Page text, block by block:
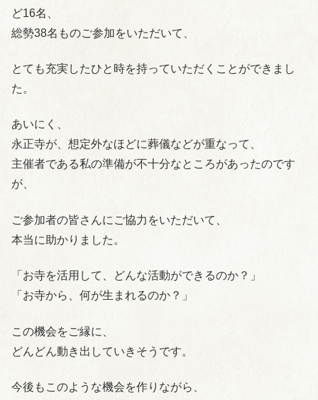
ど16名、
総勢38名ものご参加をいただいて、
とても充実したひと時を持っていただくことができまし
た。
あいにく、
永正寺が、想定外なほどに葬儀などが重なって、
主催者である私の準備が不十分なところがあったのです
が、
ご参加者の皆さんにご協力をいただいて、
本当に助かりました。
「お寺を活用して、どんな活動ができるのか？」
「お寺から、何が生まれるのか？」
この機会をご縁に、
どんどん動き出していきそうです。
今後もこのような機会を作りながら、